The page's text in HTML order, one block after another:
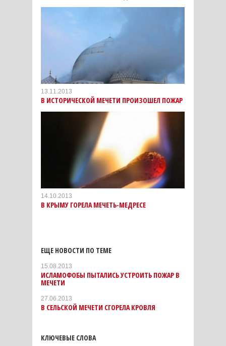
13.11.2013
В ИСТОРИЧЕСКОЙ МЕЧЕТИ ПРОИЗОШЕЛ ПОЖАР
14.10.2013
В КРЫМУ ГОРЕЛА МЕЧЕТЬ-МЕДРЕСЕ
ЕЩЕ НОВОСТИ ПО ТЕМЕ
15.08.2013
ИСЛАМОФОБЫ ПЫТАЛИСЬ УСТРОИТЬ ПОЖАР В
МЕЧЕТИ
27.06.2013
В СЕЛЬСКОЙ МЕЧЕТИ СГОРЕЛА КРОВЛЯ
КЛЮЧЕВЫЕ СЛОВА